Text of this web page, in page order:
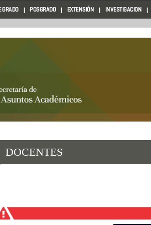
GRADO POSGRADO EXTENSIÓN INVESTIGACION
DOCENTES